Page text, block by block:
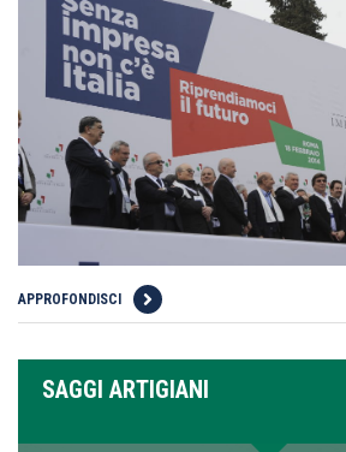
APPROFONDISCI
SAGGI ARTIGIANI